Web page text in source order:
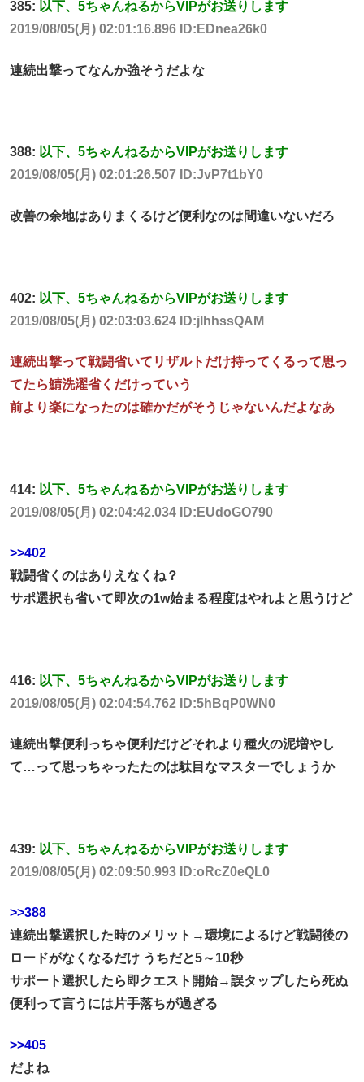
385: 以下、5ちゃんねるからVIPがお送りします
2019/08/05(月) 02:01:16.896 ID:EDnea26k0
連続出撃ってなんか強そうだよな
388: 以下、5ちゃんねるからVIPがお送りします
2019/08/05(月) 02:01:26.507 ID:JvP7t1bY0
改善の余地はありまくるけど便利なのは間違いないだろ
402: 以下、5ちゃんねるからVIPがお送りします
2019/08/05(月) 02:03:03.624 ID:jlhhssQAM
連続出撃って戦闘省いてリザルトだけ持ってくるって思っ
てたら鯖洗濯省くだけっていう
前より楽になったのは確かだがそうじゃないんだよなあ
414: 以下、5ちゃんねるからVIPがお送りします
2019/08/05(月) 02:04:42.034 ID:EUdoGO790
>>402
戦闘省くのはありえなくね？
サポ選択も省いて即次の1w始まる程度はやれよと思うけど
416: 以下、5ちゃんねるからVIPがお送りします
2019/08/05(月) 02:04:54.762 ID:5hBqP0WN0
連続出撃便利っちゃ便利だけどそれより種火の泥増やし
て…って思っちゃったたのは駄目なマスターでしょうか
439: 以下、5ちゃんねるからVIPがお送りします
2019/08/05(月) 02:09:50.993 ID:oRcZ0eQL0
>>388
連続出撃選択した時のメリット→環境によるけど戦闘後の
ロードがなくなるだけ うちだと5～10秒
サポート選択したら即クエスト開始→誤タップしたら死ぬ
便利って言うには片手落ちが過ぎる
>>405
だよね